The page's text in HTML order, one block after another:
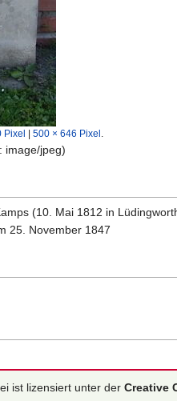
Pixel | 500 × 646 Pixel
image/jpeg)
(10. Mai 1812 in
25. November 1847
ist lizensiert unter der Creative